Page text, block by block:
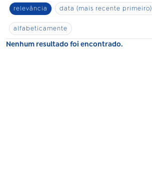
relevância data (mais recente primeiro)
alfabeticamente
Nenhum resultado foi encontrado.